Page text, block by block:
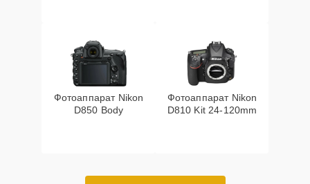
Фотоаппарат Nikon
D850 Body
Фотоаппарат Nikon
D810 Kit 24-120mm